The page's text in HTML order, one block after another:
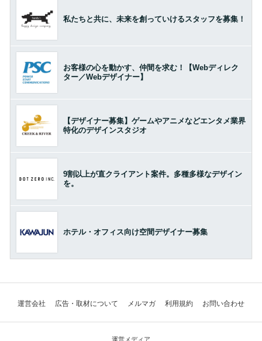
私たちと共に、未来を創っていけるスタッフを募集！
お客様の心を動かす、仲間を求む！【Webディレク
ター／Webデザイナー】
【デザイナー募集】ゲームやアニメなどエンタメ業界
特化のデザインスタジオ
9割以上が直クライアント案件。多種多様なデザイン
を。
ホテル・オフィス向け空間デザイナー募集
運営会社 広告・取材について メルマガ 利用規約 お問い合わせ
運営メディア